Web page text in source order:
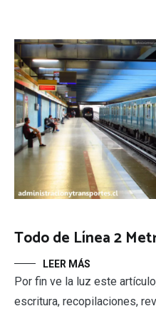
Todo de Línea 2
LEER MÁS
Por fin ve la luz este
escritura, recopilaciones,